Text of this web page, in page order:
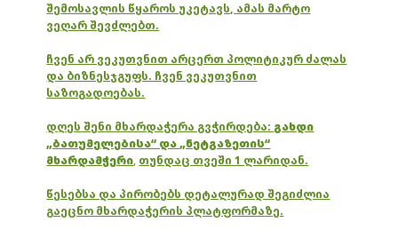
შემოსავლის წყაროს უკეტავს, ამას მარტო
ვეღარ შევძლებთ.
ჩვენ არ ვეკუთვნით არცერთ პოლიტიკურ ძალას
და ბიზნესჯგუფს. ჩვენ ვეკუთვნით
საზოგადოებას.
დღეს შენი მხარდაჭერა გვჭირდება: გახდი
„ბათუმელებისა“ და „ნეტგაზეთის“
მხარდამჭერი, თუნდაც თვეში 1 ლარიდან.
წესებსა და პირობებს დეტალურად შეგიძლია
გაეცნო მხარდაჭერის პლატფორმაზე.